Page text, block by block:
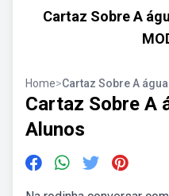
Cartaz Sobre A
Home>Cartaz Sobre A
Cartaz Sobre A
Alunos